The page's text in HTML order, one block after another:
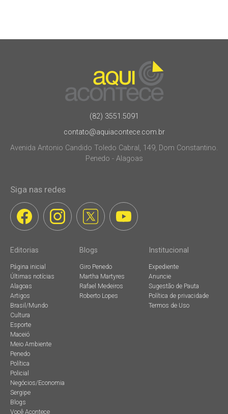
(82) 3551.5091
contato@aquiacontece.com.br
Avenida Antonio Candido Toledo Cabral, 149, Dom Constantino.
Penedo - Alagoas
Siga nas redes
Editorias
Página inicial
Últimas notícias
Alagoas
Artigos
Brasil/Mundo
Cultura
Esporte
Maceió
Meio Ambiente
Penedo
Política
Policial
Negócios/Economia
Sergipe
Blogs
Você Acontece
Blogs
Giro Penedo
Martha Martyres
Rafael Medeiros
Roberto Lopes
Institucional
Expediente
Anuncie
Sugestão de Pauta
Política de privacidade
Termos de Uso